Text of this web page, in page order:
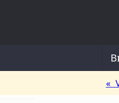
«